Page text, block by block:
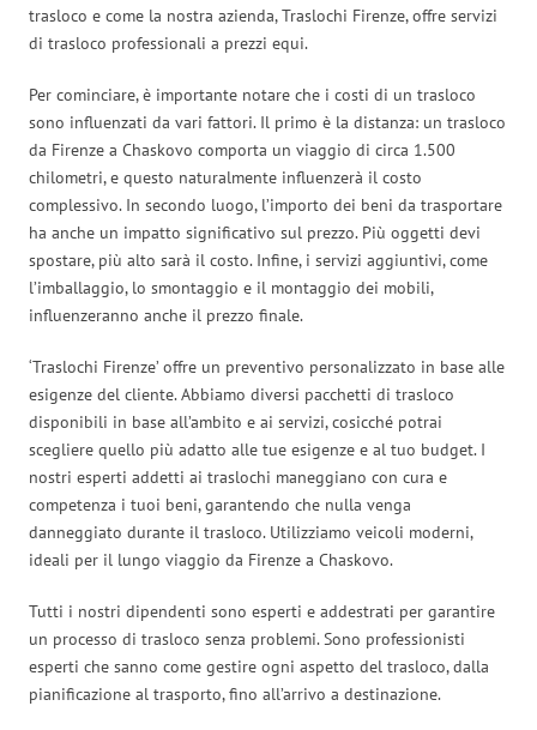
trasloco e come la nostra azienda, Traslochi Firenze, offre servizi
di trasloco professionali a prezzi equi.
Per cominciare, è importante notare che i costi di un trasloco
sono influenzati da vari fattori. Il primo è la distanza: un trasloco
da Firenze a Chaskovo comporta un viaggio di circa 1.500
chilometri, e questo naturalmente influenzerà il costo
complessivo. In secondo luogo, l’importo dei beni da trasportare
ha anche un impatto significativo sul prezzo. Più oggetti devi
spostare, più alto sarà il costo. Infine, i servizi aggiuntivi, come
l’imballaggio, lo smontaggio e il montaggio dei mobili,
influenzeranno anche il prezzo finale.
‘Traslochi Firenze’ offre un preventivo personalizzato in base alle
esigenze del cliente. Abbiamo diversi pacchetti di trasloco
disponibili in base all’ambito e ai servizi, cosicché potrai
scegliere quello più adatto alle tue esigenze e al tuo budget. I
nostri esperti addetti ai traslochi maneggiano con cura e
competenza i tuoi beni, garantendo che nulla venga
danneggiato durante il trasloco. Utilizziamo veicoli moderni,
ideali per il lungo viaggio da Firenze a Chaskovo.
Tutti i nostri dipendenti sono esperti e addestrati per garantire
un processo di trasloco senza problemi. Sono professionisti
esperti che sanno come gestire ogni aspetto del trasloco, dalla
pianificazione al trasporto, fino all’arrivo a destinazione.